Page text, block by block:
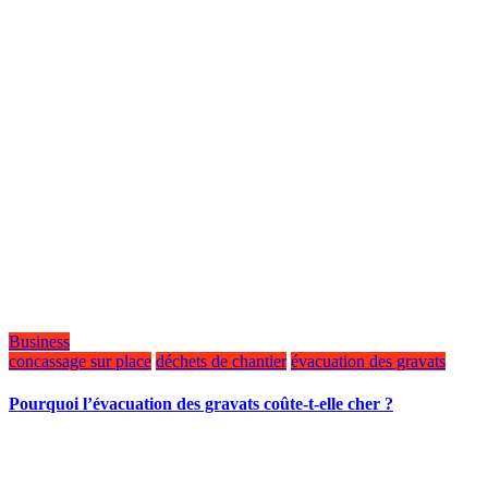
Business
concassage sur place déchets de chantier évacuation des gravats
Pourquoi l’évacuation des gravats coûte-t-elle cher ?